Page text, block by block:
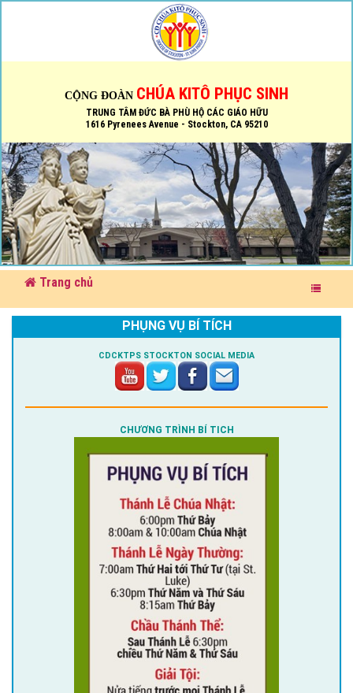
CỘNG ĐOÀN CHÚA KITÔ PHỤC SINH
TRUNG TÂM ĐỨC BÀ PHÙ HỘ CÁC GIÁO HỮU
1616 Pyrenees Avenue - Stockton, CA 95210
Trang chủ
PHỤNG VỤ BÍ TÍCH
CDCKTPS STOCKTON SOCIAL MEDIA
CHƯƠNG TRÌNH BÍ TICH